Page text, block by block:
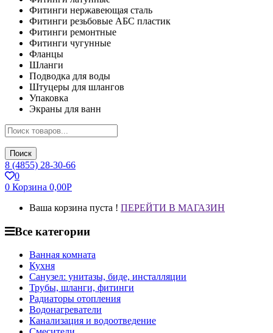
Фитинги нержавеющая сталь
Фитинги резьбовые АБС пластик
Фитинги ремонтные
Фитинги чугунные
Фланцы
Шланги
Подводка для воды
Штуцеры для шлангов
Упаковка
Экраны для ванн
Поиск
8 (4855) 28-30-66
0
0 Корзина 0,00Р
Ваша корзина пуста ! ПЕРЕЙТИ В МАГАЗИН
Все категории
Ванная комната
Кухня
Санузел: унитазы, биде, инсталляции
Трубы, шланги, фитинги
Радиаторы отопления
Водонагреватели
Канализация и водоотведение